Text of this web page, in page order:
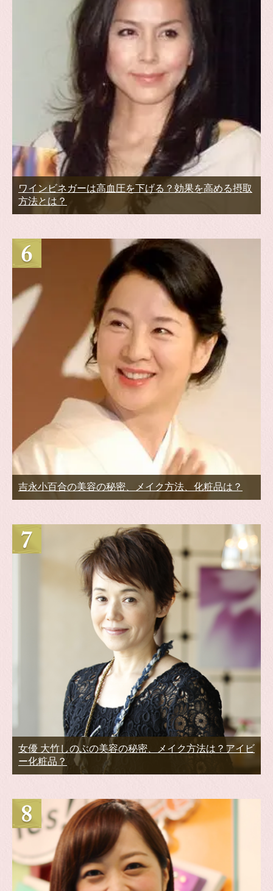
ワインビネガーは高血圧を下げる？効果を高める摂取
方法とは？
吉永小百合の美容の秘密、メイク方法、化粧品は？
女優 大竹しのぶの美容の秘密、メイク方法は？アイビ
ー化粧品？